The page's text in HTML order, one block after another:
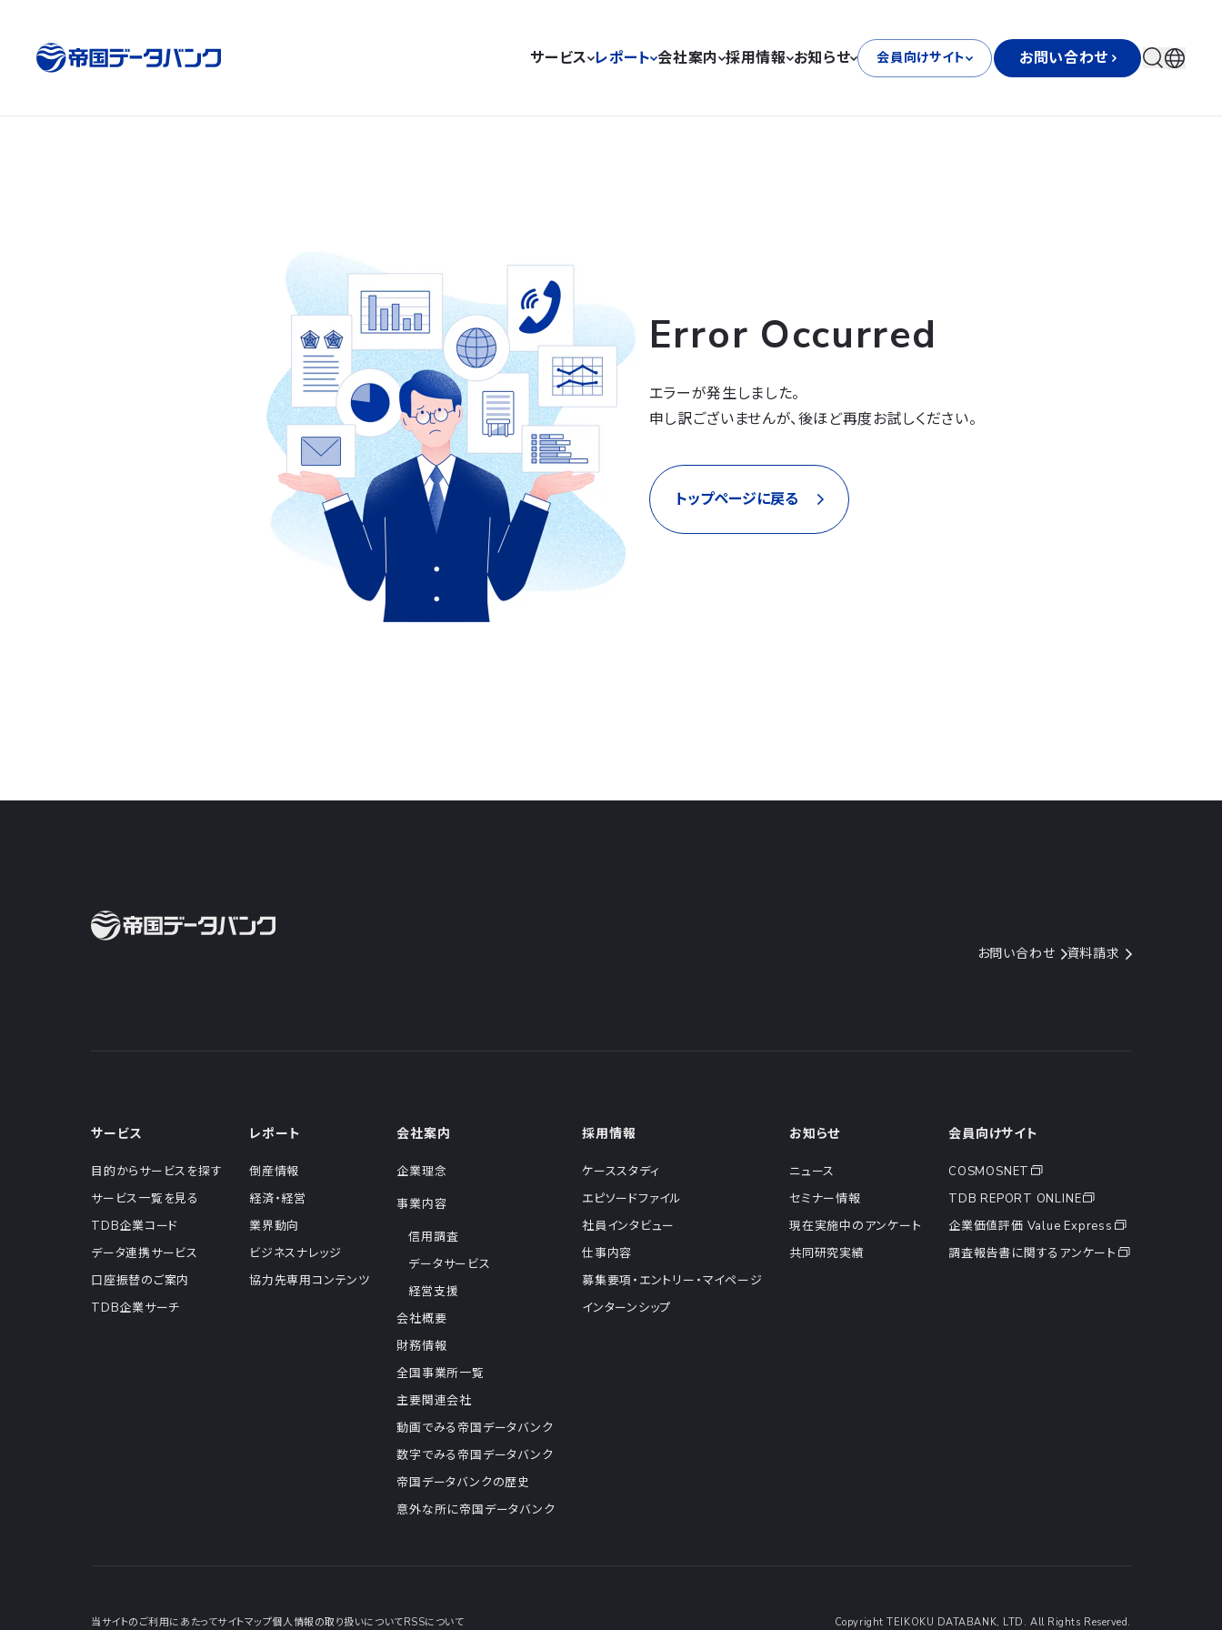
サービス レポート 会社案内 採用情報 お知らせ 会員向けサイト お問い合わせ
Error Occurred
エラーが発生しました。
申し訳ございませんが、後ほど再度お試しください。
トップページに戻る
お問い合わせ 資料請求
サービス
目的からサービスを探す
サービス一覧を見る
TDB企業コード
データ連携サービス
口座振替のご案内
TDB企業サーチ
レポート
倒産情報
経済・経営
業界動向
ビジネスナレッジ
協力先専用コンテンツ
会社案内
企業理念
事業内容
信用調査
データサービス
経営支援
会社概要
財務情報
全国事業所一覧
主要関連会社
動画でみる帝国データバンク
数字でみる帝国データバンク
帝国データバンクの歴史
意外な所に帝国データバンク
採用情報
ケーススタディ
エピソードファイル
社員インタビュー
仕事内容
募集要項・エントリー・マイページ
インターンシップ
お知らせ
ニュース
セミナー情報
現在実施中のアンケート
共同研究実績
会員向けサイト
COSMOSNET
TDB REPORT ONLINE
企業価値評価 Value Express
調査報告書に関するアンケート
当サイトのご利用にあたってサイトマップ個人情報の取り扱いについてRSSについて Copyright TEIKOKU DATABANK, LTD. All Rights Reserved.